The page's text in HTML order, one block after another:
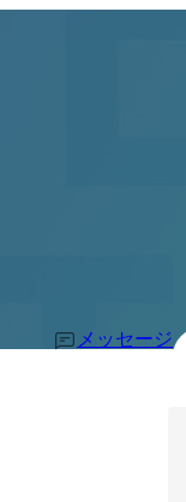
メッセージ